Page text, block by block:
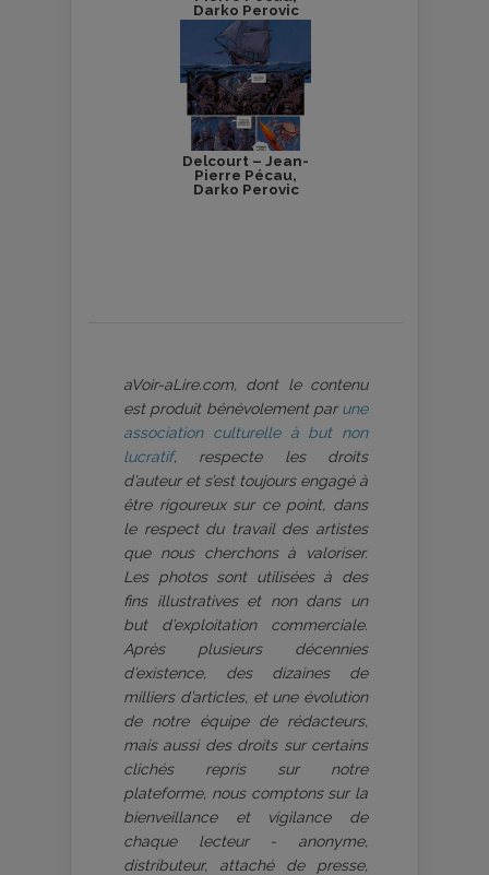
Darko Perovic
Delcourt – Jean-
Pierre Pécau,
Darko Perovic
aVoir-aLire.com, dont le contenu
est produit bénévolement par une
association culturelle à but non
lucratif, respecte les droits
d’auteur et s’est toujours engagé à
être rigoureux sur ce point, dans
le respect du travail des artistes
que nous cherchons à valoriser.
Les photos sont utilisées à des
fins illustratives et non dans un
but d’exploitation commerciale.
Après plusieurs décennies
d’existence, des dizaines de
milliers d’articles, et une évolution
de notre équipe de rédacteurs,
mais aussi des droits sur certains
clichés repris sur notre
plateforme, nous comptons sur la
bienveillance et vigilance de
chaque lecteur - anonyme,
distributeur, attaché de presse,